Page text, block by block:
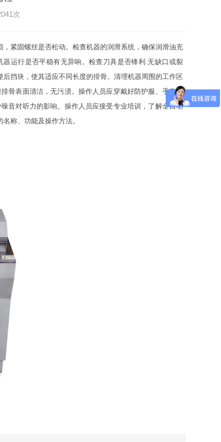
次
紧固螺丝是否松动。检查机器的润滑系统，确保润滑油充
运行是否平稳有无异响。检查刀具是否锋利.无缺口或裂
挡块，使其适应不同长度的排骨。清理机器周围的工作区
骨表面清洁，无污渍。操作人员应穿戴好防护服、手套、
音对听力的影响。操作人员应接受专业培训，了解全自动
称、功能及操作方法。